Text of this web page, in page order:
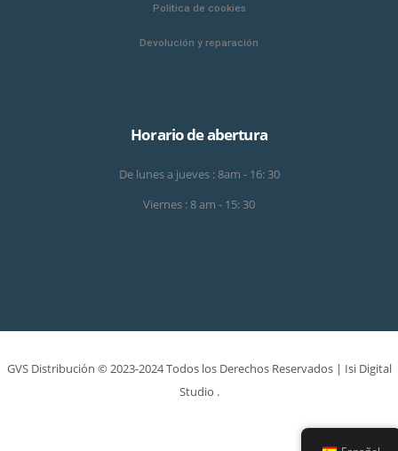
Politica de cookies
Devolución y reparación
Horario de abertura
De lunes a jueves : 8am - 16: 30
Viernes : 8 am - 15: 30
GVS Distribución © 2023-2024 Todos los Derechos Reservados | Isi Digital
Studio .